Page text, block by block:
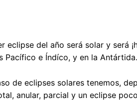
eclipse del año será solar y será
Pacífico e Índíco, y en la Antártida.
de eclipses solares tenemos,
anular, parcial y un eclipse